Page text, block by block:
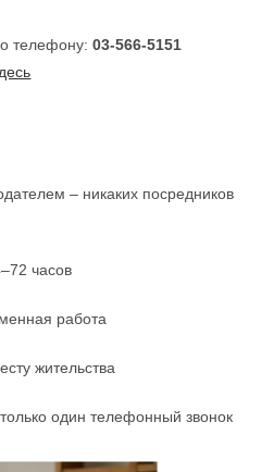
телефону:03-566-5151
– никаких посредников
часов
работа
жительства
один телефонный звонок